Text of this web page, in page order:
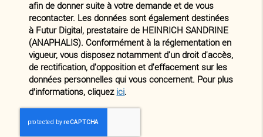
afin de donner suite à votre demande et de vous
recontacter. Les données sont également destinées
à Futur Digital, prestataire de HEINRICH SANDRINE
(ANAPHALIS). Conformément à la réglementation en
vigueur, vous disposez notamment d'un droit d'accès,
de rectification, d'opposition et d'effacement sur les
données personnelles qui vous concernent. Pour plus
d’informations, cliquez ici.